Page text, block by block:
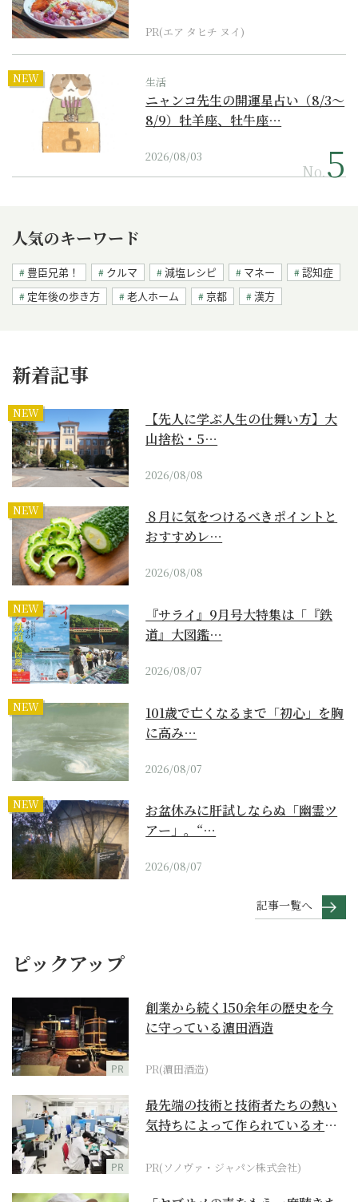
PR(エア タヒチ ヌイ)
NEW 生活
ニャンコ先生の開運星占い（8/3～
8/9）牡羊座、牡牛座…
2026/08/03
No.
人気のキーワード
豊臣兄弟！ クルマ 減塩レシピ マネー
認知症
定年後の歩き方
老人ホーム 京都 漢方
新着記事
NEW
【先人に学ぶ人生の仕舞い方】大
山捨松・5…
2026/08/08
NEW
８月に気をつけるべきポイントと
おすすめレ…
2026/08/08
NEW
『サライ』9月号大特集は「『鉄
道』大図鑑…
2026/08/07
NEW
101歳で亡くなるまで「初心」を胸
に高み…
2026/08/07
NEW
お盆休みに肝試しならぬ「幽霊ツ
アー」。“…
2026/08/07
記事一覧へ
ピックアップ
PR
創業から続く150余年の歴史を今
に守っている濵田酒造
PR(濵田酒造)
PR
最先端の技術と技術者たちの熱い
気持ちによって作られているオー
PR(ソノヴァ・ジャパン株式会社)